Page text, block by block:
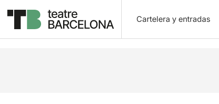
Cartelera y entradas